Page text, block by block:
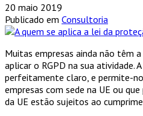
20 maio 2019
Publicado em Consultoria
Muitas empresas ainda não têm
aplicar o RGPD na sua atividade.
perfeitamente claro, e permite-
empresas com sede na UE ou
da UE estão sujeitos ao